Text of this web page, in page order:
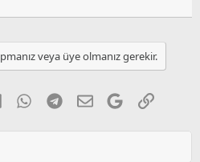
veya üye olmanız gerekir.
LinkedInWhatsApp
Telegram
E-postaGoogleLink